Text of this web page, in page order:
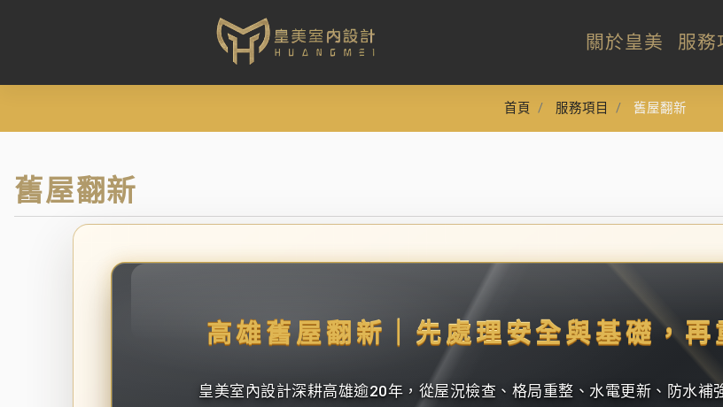
關於皇美 服務
首頁 服務項目 舊屋翻新
舊屋翻新
高雄舊屋翻新｜先處理安全與基礎，
皇美室內設計深耕高雄逾20年，從屋況檢查、格局重整、水電更新、防水補